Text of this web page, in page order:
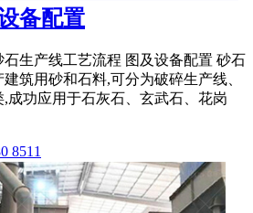
备配置
石生产线工艺流程 图及设备配置 砂石
筑用砂和石料,可分为破碎生产线、
成功应用于石灰石、玄武石、花岗
8511